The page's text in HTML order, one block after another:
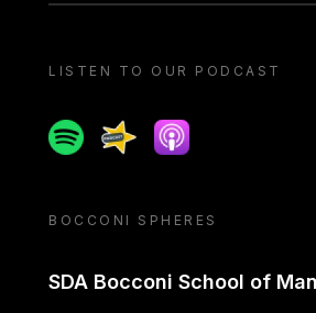
LISTEN TO OUR PODCAST
SpotifySpreakerApple podcast
BOCCONI SPHERES
SDA Bocconi School of